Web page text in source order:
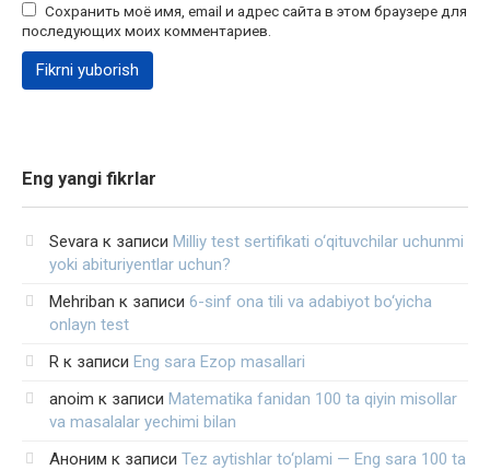
Сохранить моё имя, email и адрес сайта в этом браузере для
последующих моих комментариев.
Eng yangi fikrlar
Sevara к записи Milliy test sertifikati o‘qituvchilar uchunmi
yoki abituriyentlar uchun?
Mehriban к записи 6-sinf ona tili va adabiyot bo‘yicha
onlayn test
R к записи Eng sara Ezop masallari
anoim к записи Matematika fanidan 100 ta qiyin misollar
va masalalar yechimi bilan
Аноним к записи Tez aytishlar to‘plami — Eng sara 100 ta